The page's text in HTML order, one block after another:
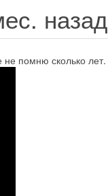
назад
не помню сколько лет.